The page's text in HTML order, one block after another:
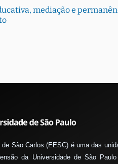
mediação e
São Carlos (EESC) é uma das
da Universidade de São Paulo